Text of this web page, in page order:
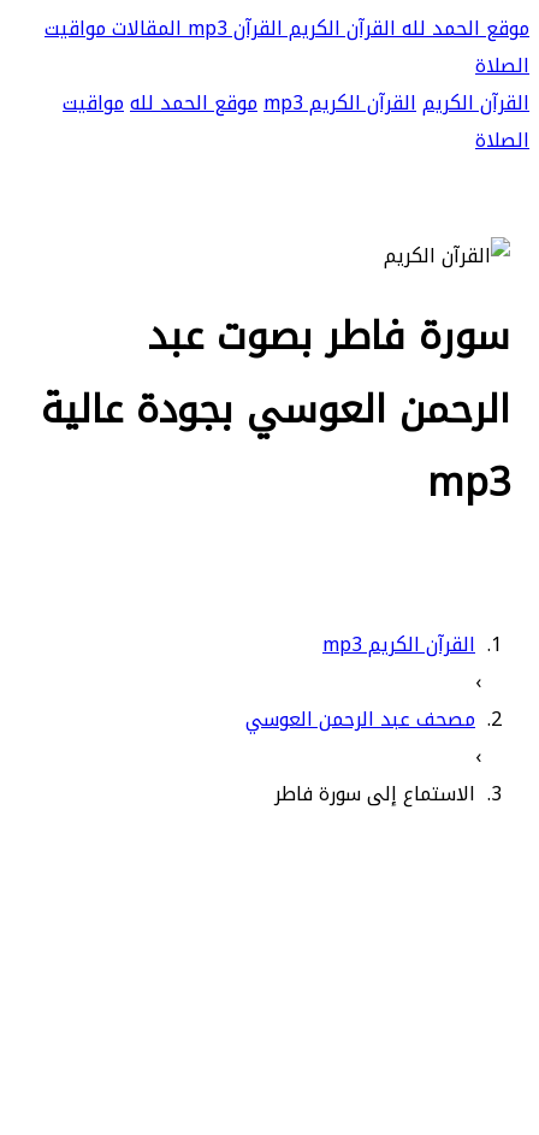
موقع الحمد للهالقرآن الكريمالقرآن mp3 المقالاتمواقيت
الصلاة
القرآن الكريمالقرآن الكريم mp3 موقع الحمد للهمواقيت
الصلاة
سورة فاطر بصوت عبد
الرحمن العوسي بجودة عالية
mp3
القرآن الكريم mp3
›
مصحف عبد الرحمن العوسي
›
الاستماع إلى سورة فاطر